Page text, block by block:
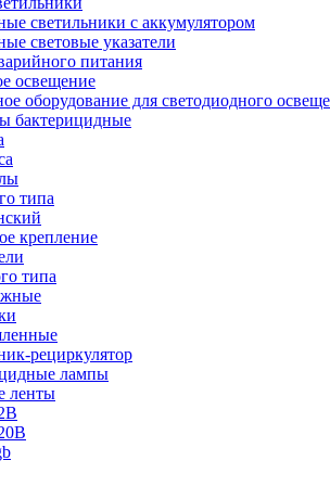
светильники с аккумулятором
световые указатели
питания
освещение
оборудование для светодиодного
бактерицидные
типа
крепление
типа
рециркулятор
лампы
ленты